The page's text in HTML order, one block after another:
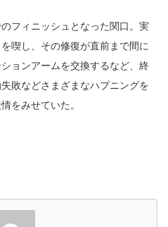
フィニッシュとなった関口。実
喫し、その修復が直前まで間に
ョンアームを交換するなど、終
敗などさまざまなハプニングを
をみせていた。